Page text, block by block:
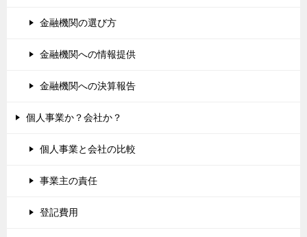
金融機関の選び方
金融機関への情報提供
金融機関への決算報告
個人事業か？会社か？
個人事業と会社の比較
事業主の責任
登記費用